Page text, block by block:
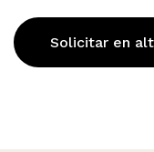
Solicitar en